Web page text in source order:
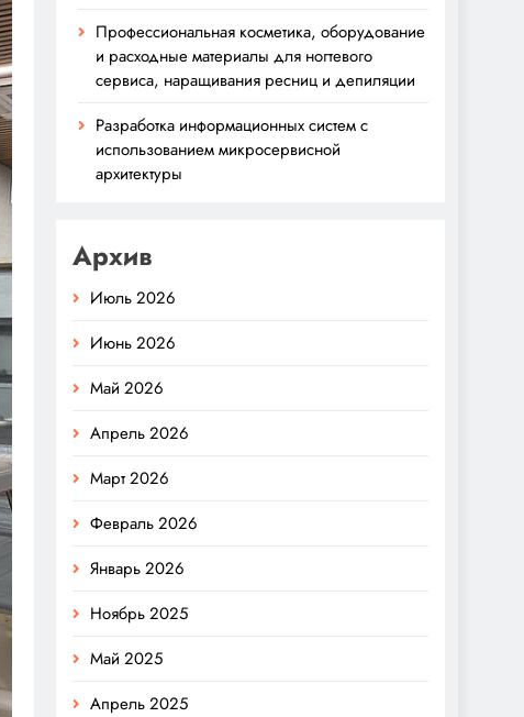
Профессиональная косметика, оборудование
и расходные материалы для ногтевого
сервиса, наращивания ресниц и депиляции
Разработка информационных систем с
использованием микросервисной
архитектуры
Архив
Июль 2026
Июнь 2026
Май 2026
Апрель 2026
Март 2026
Февраль 2026
Январь 2026
Ноябрь 2025
Май 2025
Апрель 2025